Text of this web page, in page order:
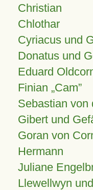
Christian
Chlothar
Cyriacus und
Donatus und
Eduard
Finian Cam
Sebastian von
Gibert und
Goran von
Hermann
Juliane
Llewellwyn